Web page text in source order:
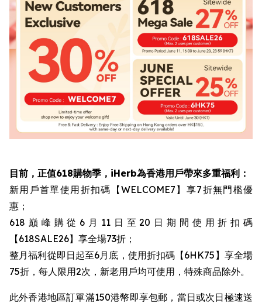
目前，正值618購物季，iHerb為香港用戶帶來多重福利：
新用戶首單使用折扣碼【WELCOME7】享7折無門檻優
惠；
618巔峰購從6月11日至20日期間使用折扣碼
【618SALE26】享全場73折；
整月福利從即日起至6月底，使用折扣碼【6HK75】享全場
75折，每人限用2次，新老用戶均可使用，特殊商品除外。
此外香港地區訂單滿150港幣即享包郵，當日或次日極速送